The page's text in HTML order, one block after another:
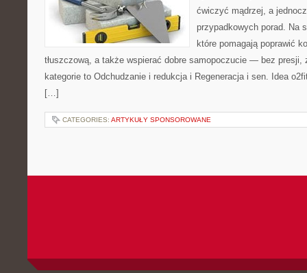
ćwiczyć mądrzej, a
przypadkowych porad. Na
które pomagają poprawić
tłuszczową, a także wspierać dobre samopoczucie — bez presji,
kategorie to Odchudzanie i redukcja i Regeneracja i sen. Idea
[…]
CATEGORIES: ARTYKUŁY SPONSOROWANE